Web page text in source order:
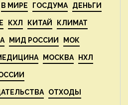
В МИРЕ ГОСДУМА ДЕНЬГИ
КХЛ КИТАЙ КЛИМАТ
МИД РОССИИ МОК
МОСКВА НХЛ
ОТХОДЫ